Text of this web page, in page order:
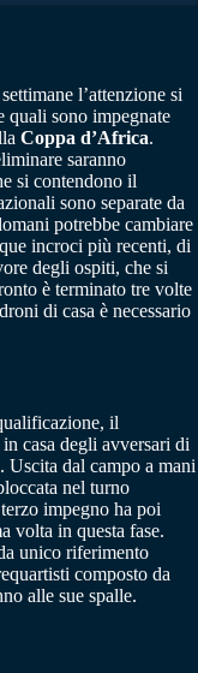
l’attenzione si
quali sono impegnate
Coppa d’Africa.
saranno
si contendono il
sono separate da
potrebbe cambiare
incroci più recenti, di
degli ospiti, che si
è terminato tre volte
di casa è necessario
il
casa degli avversari di
Uscita dal campo a mani
nel turno
impegno ha poi
volta in questa fase.
unico riferimento
composto da
alle sue spalle.